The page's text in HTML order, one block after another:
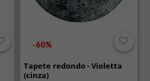
-60%
Tapete redondo - Violetta
(cinza)